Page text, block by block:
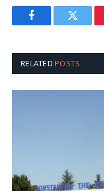
FacebookTwitter
RELATEDPOSTS